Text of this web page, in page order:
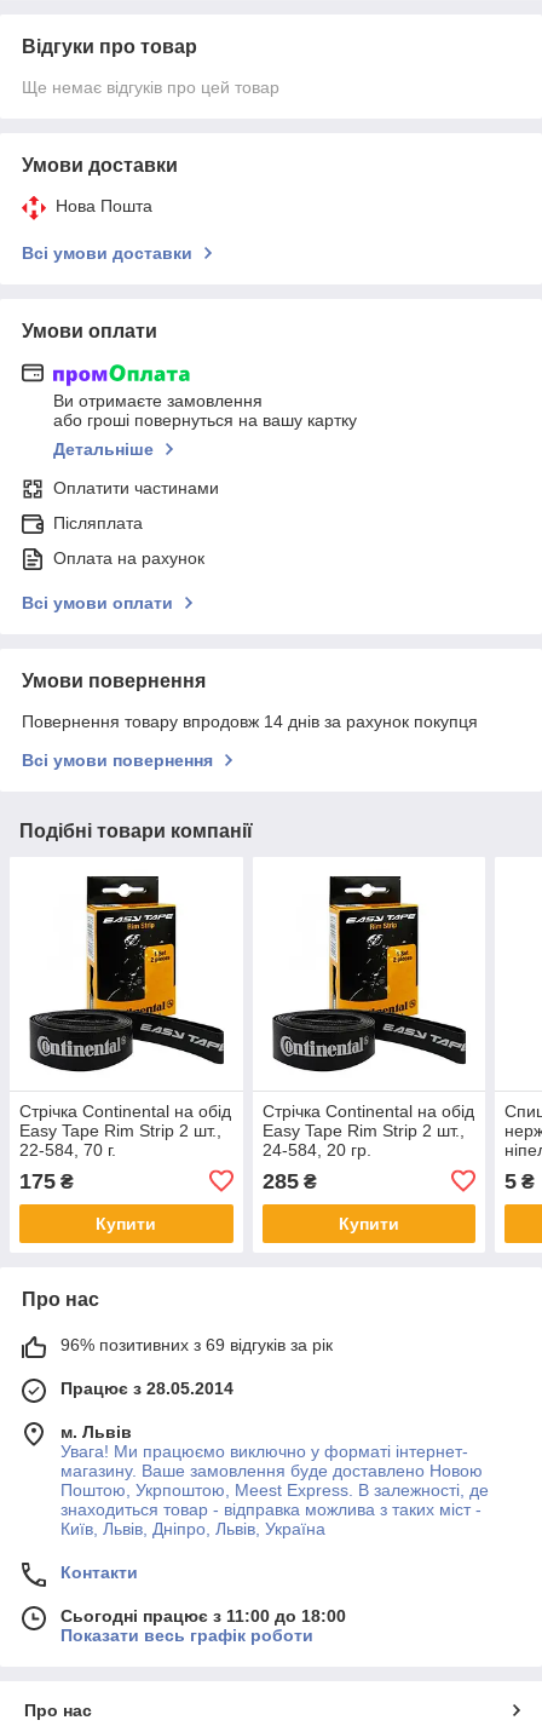
Відгуки про товар
Ще немає відгуків про цей товар
Умови доставки
Нова Пошта
Всі умови доставки
Умови оплати
Ви отримаєте замовлення
або гроші повернуться на вашу картку
Детальніше
Оплатити частинами
Післяплата
Оплата на рахунок
Всі умови оплати
Умови повернення
Повернення товару впродовж 14 днів за рахунок покупця
Всі умови повернення
Подібні товари компанії
Стрічка Continental на обід
Easy Tape Rim Strip 2 шт.,
22-584, 70 г.
175 ₴
Купити
Стрічка Continental на обід
Easy Tape Rim Strip 2 шт.,
24-584, 20 гр.
285₴
Купити
5 ₴
Про нас
96% позитивних з 69 відгуків за рік
Працює з 28.05.2014
м. Львів
Увага! Ми працюємо виключно у форматі інтернет-
магазину. Ваше замовлення буде доставлено Новою
Поштою, Укрпоштою, Meest Express. В залежності, де
знаходиться товар - відправка можлива з таких міст -
Київ, Львів, Дніпро, Львів, Україна
Контакти
Сьогодні працює з 11:00 до 18:00
Показати весь графік роботи
Про нас